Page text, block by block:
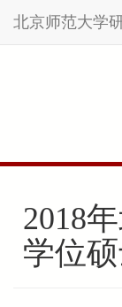
北京师范大学
2018
学位